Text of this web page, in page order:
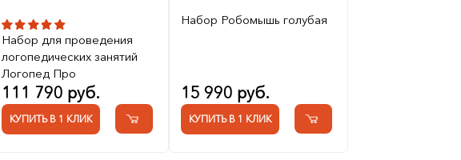
Набор для проведения
логопедических занятий
Логопед Про
111 790 руб.
КУПИТЬ В 1 КЛИК
Набор Робомышь голубая
15 990 руб.
КУПИТЬ В 1 КЛИК